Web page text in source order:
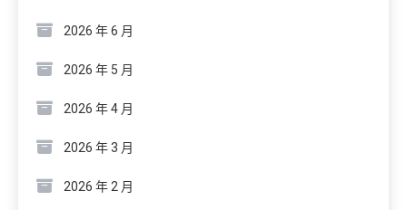
2026 年 6 月
2026 年 5 月
2026 年 4 月
2026 年 3 月
2026 年 2 月